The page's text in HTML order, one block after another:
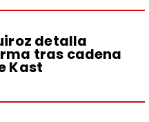
detalla
tras cadena
Kast